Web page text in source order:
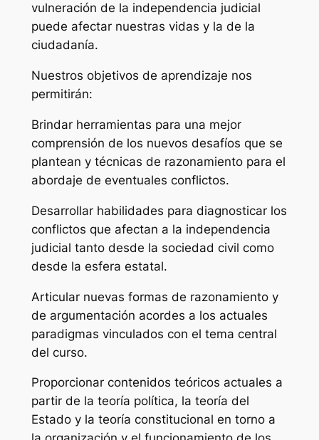
vulneración de la independencia judicial
puede afectar nuestras vidas y la de la
ciudadanía.
Nuestros objetivos de aprendizaje nos
permitirán:
Brindar herramientas para una mejor
comprensión de los nuevos desafíos que se
plantean y técnicas de razonamiento para el
abordaje de eventuales conflictos.
Desarrollar habilidades para diagnosticar los
conflictos que afectan a la independencia
judicial tanto desde la sociedad civil como
desde la esfera estatal.
Articular nuevas formas de razonamiento y
de argumentación acordes a los actuales
paradigmas vinculados con el tema central
del curso.
Proporcionar contenidos teóricos actuales a
partir de la teoría política, la teoría del
Estado y la teoría constitucional en torno a